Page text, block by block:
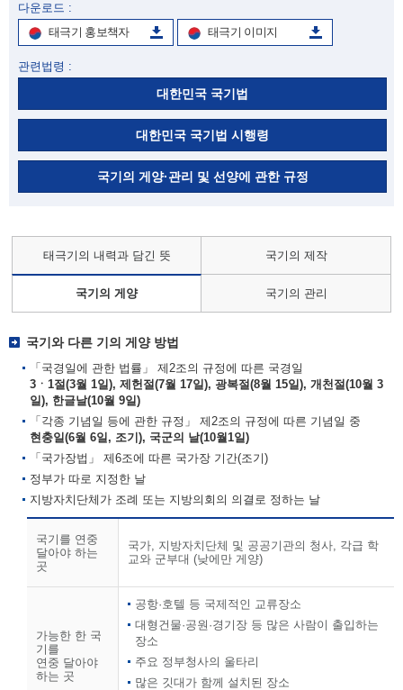
다운로드 :
태극기 홍보책자
태극기 이미지
관련법령 :
대한민국 국기법
대한민국 국기법 시행령
국기의 게양·관리 및 선양에 관한 규정
태극기의 내력과 담긴 뜻 국기의 제작
국기의 게양 국기의 관리
국기와 다른 기의 게양 방법
「국경일에 관한 법률」 제2조의 규정에 따른 국경일
3ㆍ1절(3월 1일), 제헌절(7월 17일), 광복절(8월 15일), 개천절(10월 3
일), 한글날(10월 9일)
「각종 기념일 등에 관한 규정」 제2조의 규정에 따른 기념일 중
현충일(6월 6일, 조기), 국군의 날(10월1일)
「국가장법」 제6조에 따른 국가장 기간(조기)
정부가 따로 지정한 날
지방자치단체가 조례 또는 지방의회의 의결로 정하는 날
국기를 연중
달아야 하는
곳
국가, 지방자치단체 및 공공기관의 청사, 각급 학
교와 군부대 (낮에만 게양)
가능한 한 국
기를
연중 달아야
하는 곳
공항·호텔 등 국제적인 교류장소
대형건물·공원·경기장 등 많은 사람이 출입하는
장소
주요 정부청사의 울타리
많은 깃대가 함께 설치된 장소